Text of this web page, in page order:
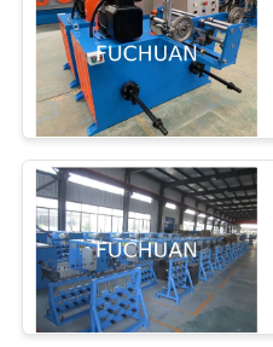
machine
de fil